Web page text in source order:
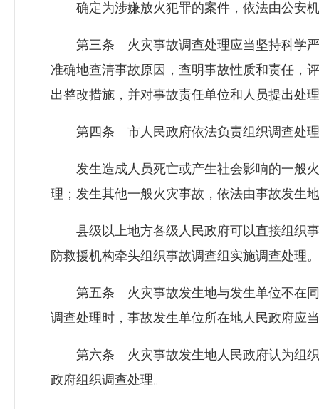
确定为涉嫌放火犯罪的案件，依法由公安
第三条 火灾事故调查处理应当坚持科学严
准确地查清事故原因，查明事故性质和责任，
出整改措施，并对事故责任单位和人员提出处
第四条 市人民政府依法负责组织调查处理
发生造成人员死亡或产生社会影响的一般火
理；发生其他一般火灾事故，依法由事故发生
县级以上地方各级人民政府可以直接组织事
防救援机构牵头组织事故调查组实施调查处理。
第五条 火灾事故发生地与发生单位不在同
调查处理时，事故发生单位所在地人民政府应
第六条 火灾事故发生地人民政府认为组织
政府组织调查处理。